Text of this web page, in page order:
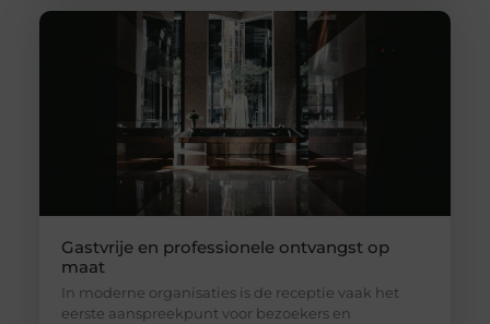
Gastvrije en professionele ontvangst op
maat
In moderne organisaties is de receptie vaak het
eerste aanspreekpunt voor bezoekers en